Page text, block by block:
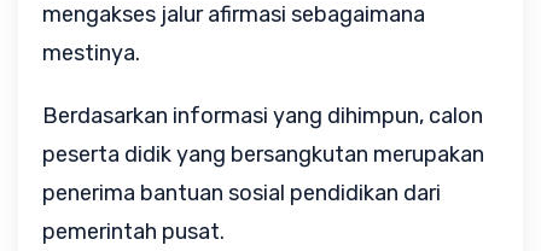
mengakses jalur afirmasi sebagaimana
mestinya.
Berdasarkan informasi yang dihimpun, calon
peserta didik yang bersangkutan merupakan
penerima bantuan sosial pendidikan dari
pemerintah pusat.